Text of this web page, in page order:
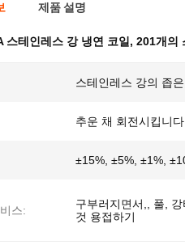
제품 설명
스테인레스 강 냉연 코일 , 201개의
스테인레스 강의 좁
추운 채 회전시킵니다
±15%, ±5%, ±1%,
스:
구부러지면서,, 풀,
것 용접하기